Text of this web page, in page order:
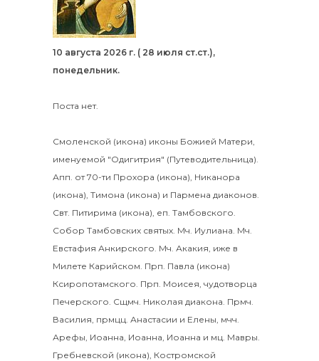
10 августа 2026 г. ( 28 июля ст.ст.),
понедельник.
Поста нет.
Смоленской (икона) иконы Божией Матери,
именуемой "Одигитрия" (Путеводительница).
Апп. от 70-ти Прохора (икона), Никанора
(икона), Тимона (икона) и Пармена диаконов.
Свт. Питирима (икона), еп. Тамбовского.
Собор Тамбовских святых. Мч. Иулиана . Мч.
Евстафия Анкирского. Мч. Акакия , иже в
Милете Карийском. Прп. Павла (икона)
Ксиропотамского. Прп. Моисея , чудотворца
Печерского. Сщмч. Николая диакона. Прмч.
Василия , прмцц. Анастасии и Елены , мчч.
Арефы Иоанна Иоанна Иоанна и мц. Мавры
Гребневской (икона), Костромской